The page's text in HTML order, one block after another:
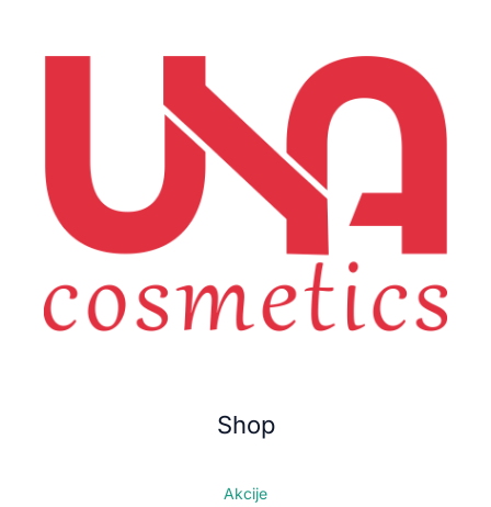
Shop
Akcije